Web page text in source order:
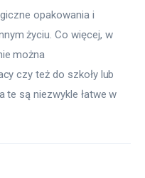
opakowania i
życiu. Co więcej, w
można
czy też do szkoły lub
te są niezwykle łatwe w